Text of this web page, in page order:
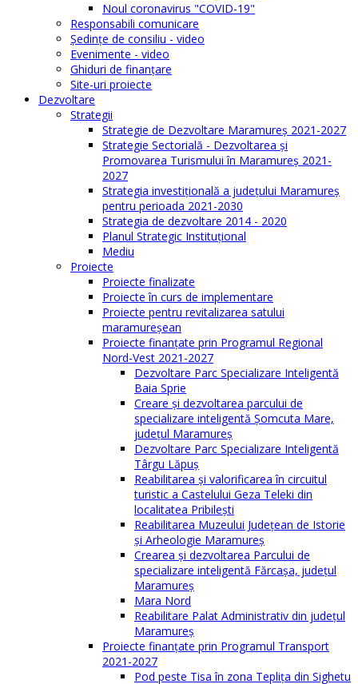
Noul coronavirus "COVID-19"
Responsabili comunicare
Şedinţe de consiliu - video
Evenimente - video
Ghiduri de finanţare
Site-uri proiecte
Dezvoltare
Strategii
Strategie de Dezvoltare Maramureș 2021-2027
Strategie Sectorială - Dezvoltarea și
Promovarea Turismului în Maramureș 2021-
2027
Strategia investiţională a județului Maramureș
pentru perioada 2021-2030
Strategia de dezvoltare 2014 - 2020
Planul Strategic Instituţional
Mediu
Proiecte
Proiecte finalizate
Proiecte în curs de implementare
Proiecte pentru revitalizarea satului
maramureşean
Proiecte finanțate prin Programul Regional
Nord-Vest 2021-2027
Dezvoltare Parc Specializare Inteligentă
Baia Sprie
Creare și dezvoltarea parcului de
specializare inteligentă Șomcuta Mare,
județul Maramureș
Dezvoltare Parc Specializare Inteligentă
Târgu Lăpuș
Reabilitarea și valorificarea în circuitul
turistic a Castelului Geza Teleki din
localitatea Pribilești
Reabilitarea Muzeului Județean de Istorie
și Arheologie Maramureș
Crearea și dezvoltarea Parcului de
specializare inteligentă Fărcașa, județul
Maramureș
Mara Nord
Reabilitare Palat Administrativ din județul
Maramureș
Proiecte finanțate prin Programul Transport
2021-2027
Pod peste Tisa în zona Teplița din Sighetu